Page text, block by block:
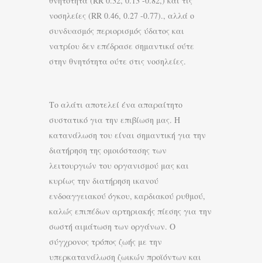
νοσηλείες (RR 0.46, 0.27 -0.77)., αλλά ο
συνδυασμός περιορισμός ύδατος και
νατρίου δεν επέδρασε σημαντικά ούτε
στην θνητότητα ούτε στις νοσηλείες.
Το αλάτι αποτελεί ένα απαραίτητο
συστατικό για την επιβίωση μας. Η
κατανάλωση του είναι σημαντική για την
διατήρηση της ομοιόστασης των
λειτουργιών του οργανισμού μας και
κυρίως την διατήρηση ικανού
ενδοαγγειακού όγκου, καρδιακού ρυθμού,
καλώς επιπέδων αρτηριακής πίεσης για την
σωστή αιμάτωση των οργάνων. Ο
σύγχρονος τρόπος ζωής με την
υπερκατανάλωση ζωικών προϊόντων και